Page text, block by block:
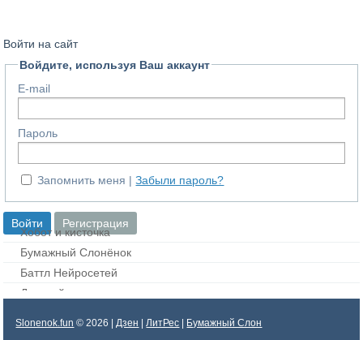
Войти на сайт
Войдите, используя Ваш аккаунт
E-mail
Пароль
Запомнить меня Забыли пароль?
Хобот и кисточка
Бумажный Слонёнок
Баттл Нейросетей
Дорисуй картинку
Slonenok.fun © 2026 |Дзен |ЛитРес | Бумажный Слон